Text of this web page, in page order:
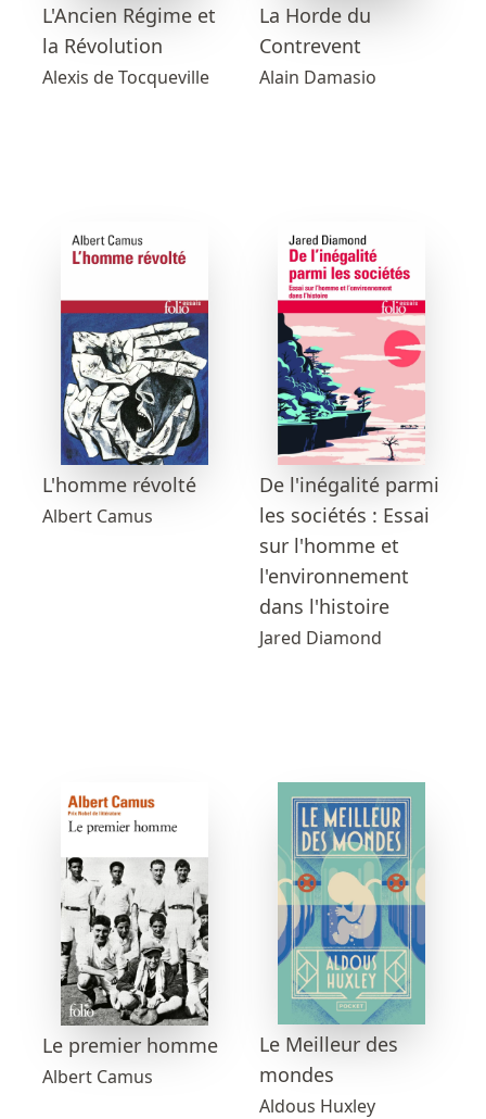
L'Ancien Régime et
la Révolution
Alexis de Tocqueville
La Horde du
Contrevent
Alain Damasio
L'homme révolté
Albert Camus
De l'inégalité parmi
les sociétés : Essai
sur l'homme et
l'environnement
dans l'histoire
Jared Diamond
Le premier homme
Albert Camus
Le Meilleur des
mondes
Aldous Huxley